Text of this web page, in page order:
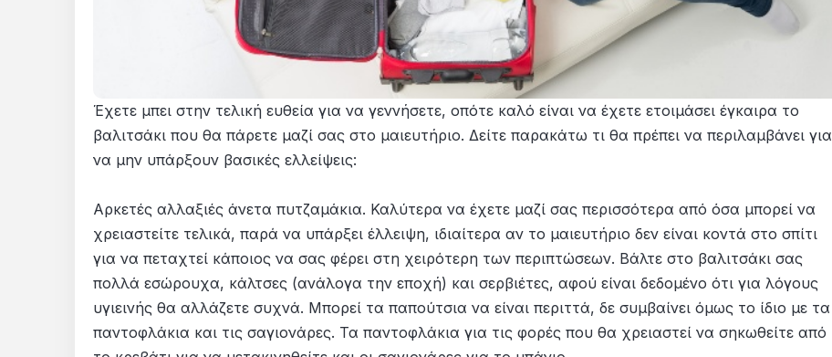
Έχετε μπει στην τελική ευθεία για να γεννήσετε, οπότε καλό είναι να έχετε ετοιμάσει έγκαιρα το
βαλιτσάκι που θα πάρετε μαζί σας στο μαιευτήριο. Δείτε παρακάτω τι θα πρέπει να περιλαμβάνει για
να μην υπάρξουν βασικές ελλείψεις:
Αρκετές αλλαξιές άνετα πυτζαμάκια. Καλύτερα να έχετε μαζί σας περισσότερα από όσα μπορεί να
χρειαστείτε τελικά, παρά να υπάρξει έλλειψη, ιδιαίτερα αν το μαιευτήριο δεν είναι κοντά στο σπίτι
για να πεταχτεί κάποιος να σας φέρει στη χειρότερη των περιπτώσεων. Βάλτε στο βαλιτσάκι σας
πολλά εσώρουχα, κάλτσες (ανάλογα την εποχή) και σερβιέτες, αφού είναι δεδομένο ότι για λόγους
υγιεινής θα αλλάζετε συχνά. Μπορεί τα παπούτσια να είναι περιττά, δε συμβαίνει όμως το ίδιο με τα
παντοφλάκια και τις σαγιονάρες. Τα παντοφλάκια για τις φορές που θα χρειαστεί να σηκωθείτε από